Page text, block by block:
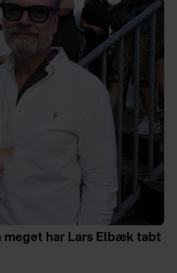
meget har Lars Elbæk tabt